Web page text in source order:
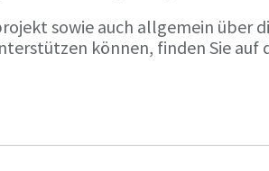
sowie auch allgemein über
können, finden Sie auf